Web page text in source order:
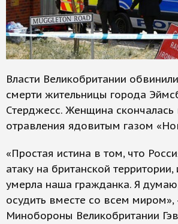
Власти Великобритании
смерти жительницы города
Стерджесс. Женщина скончалась
отравления ядовитым газом
«Простая истина в том, что
атаку на британской
умерла наша гражданка. Я
осудить вместе со всем миром»,
Минобороны Великобритании